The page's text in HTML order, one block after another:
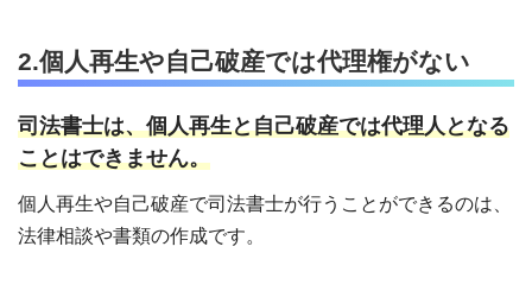
2.個人再生や自己破産では代理権がない
司法書士は、個人再生と自己破産では代理人となる
ことはできません。
個人再生や自己破産で司法書士が行うことができるのは、
法律相談や書類の作成です。